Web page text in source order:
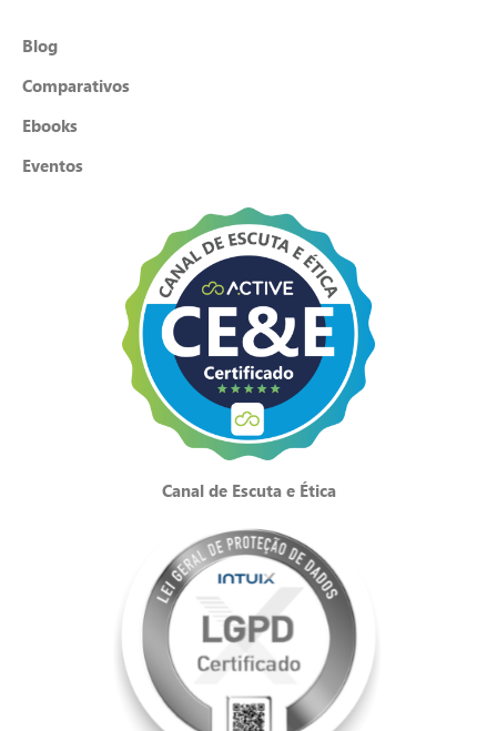
Blog
Comparativos
Ebooks
Eventos
Canal de Escuta e Ética